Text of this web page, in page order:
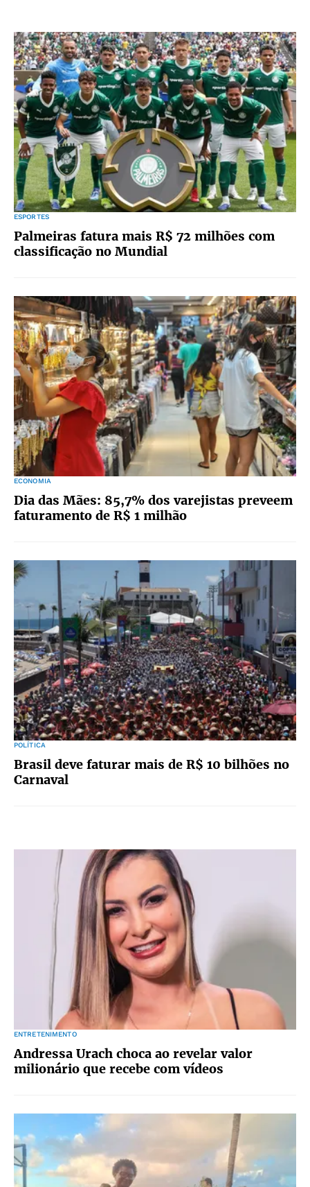
ESPORTES
Palmeiras fatura mais R$ 72 milhões com
classificação no Mundial
ECONOMIA
Dia das Mães: 85,7% dos varejistas preveem
faturamento de R$ 1 milhão
POLÍTICA
Brasil deve faturar mais de R$ 10 bilhões no
Carnaval
ENTRETENIMENTO
Andressa Urach choca ao revelar valor
milionário que recebe com vídeos